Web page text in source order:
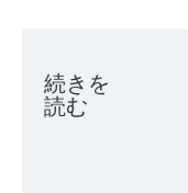
続きを
読む